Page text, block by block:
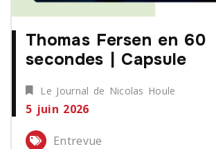
Thomas Fersen en 60
secondes | Capsule
Le Journal de Nicolas Houle
5 juin 2026
Entrevue